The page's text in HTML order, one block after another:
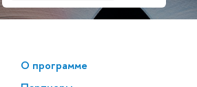
О программе